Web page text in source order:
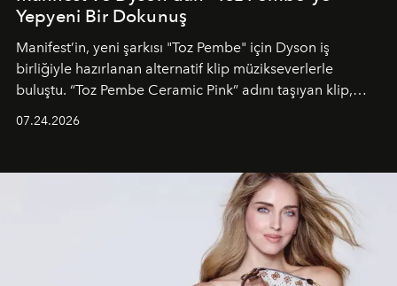
Yepyeni Bir Dokunuş
Manifest’in, yeni şarkısı "Toz Pembe" için Dyson iş
birliğiyle hazırlanan alternatif klip müzikseverlerle
buluştu. “Toz Pembe Ceramic Pink” adını taşıyan klip,
unsurlarından biri olarak öne çıkıyor.
07.24.2026